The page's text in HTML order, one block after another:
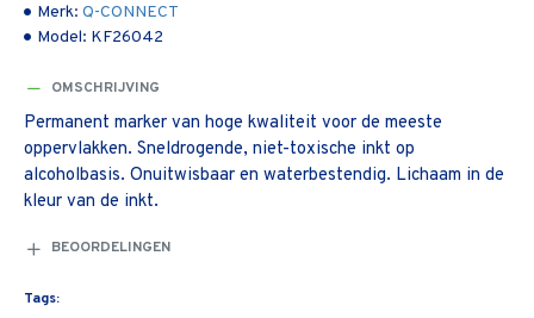
Merk: Q-CONNECT
Model: KF26042
OMSCHRIJVING
Permanent marker van hoge kwaliteit voor de meeste
oppervlakken. Sneldrogende, niet-toxische inkt op
alcoholbasis. Onuitwisbaar en waterbestendig. Lichaam in de
kleur van de inkt.
BEOORDELINGEN
Tags: